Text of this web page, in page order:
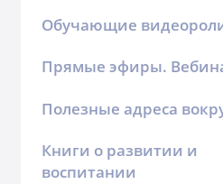
Обучающие
Прямые эфиры.
Полезные адреса
Книги о развитии и
воспитании